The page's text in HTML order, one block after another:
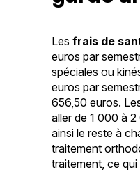
Lesfrais de
euros par
spéciales ou
euros par
656,50 euros.
aller de 1 000 à
ainsi le reste à
traitement
traitement, ce